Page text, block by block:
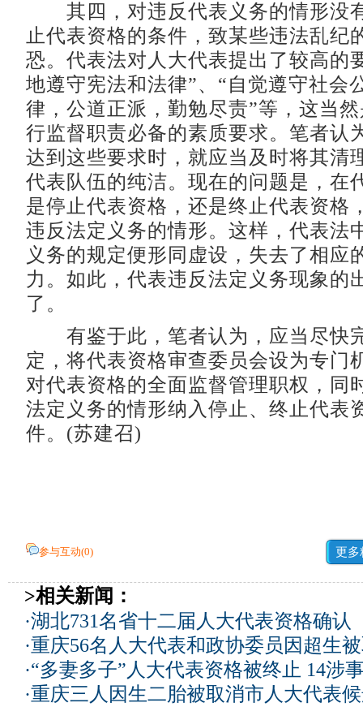
其四，对违反代表义务的情形没
止代表资格的条件，致某些违法乱纪
恐。代表法对人大代表提出了较高的
地遵守宪法和法律”、“自觉遵守社会
律，公道正派，勤勉尽责”等，这当
行监督职责必备的素质要求。笔者认
达到这些要求时，就应当及时将其清
代表队伍的纯洁。现在的问题是，在
是停止代表资格，还是终止代表资格
违反法定义务的情形。这样，代表法
义务的规定便形同虚设，失去了相应
力。如此，代表违反法定义务现象的
了。
有鉴于此，笔者认为，应当尽快
定，将代表资格审查委员会设为专门
对代表资格的全面监督管理职权，同
法定义务的情形纳入停止、终止代表
件。(苏建召)
参与互动(0) 更多
>相关新闻：
·湖北731名省十二届人大代表资格确认
·重庆56名人大代表和政协委员因超生
·“多妻多子”人大代表资格被终止 14涉
·重庆三人因生二胎被取消市人大代表